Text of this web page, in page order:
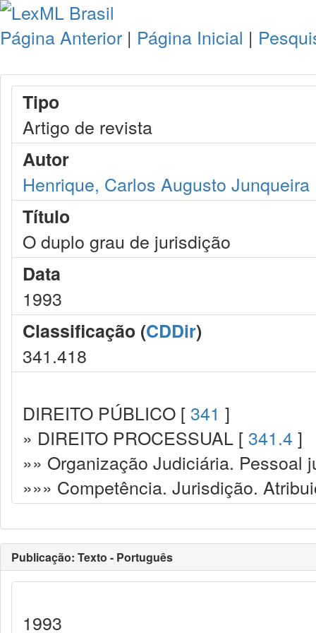
Página Anterior | Página Inicial |
Tipo
Artigo de revista
Autor
Henrique, Carlos Augusto Junqueira
Título
O duplo grau de jurisdição
Data
1993
Classificação (CDDir)
341.418
DIREITO PÚBLICO [ 341 ]
» DIREITO PROCESSUAL [ 341.4 ]
»» Organização Judiciária. Pessoal
»»» Competência. Jurisdição.
Publicação: Texto - Português
1993